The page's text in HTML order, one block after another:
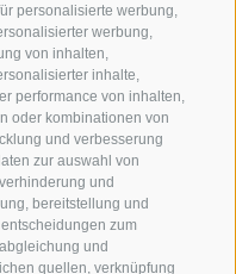
personalisierte werbung,
werbung,
von inhalten,
inhalte,
performance von inhalten,
oder kombinationen von
und verbesserung
zur auswahl von
und
bereitstellung und
zum
und
quellen, verknüpfung